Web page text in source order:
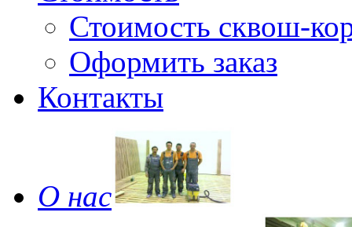
Стоимость сквош-
Оформить заказ
Контакты
О нас